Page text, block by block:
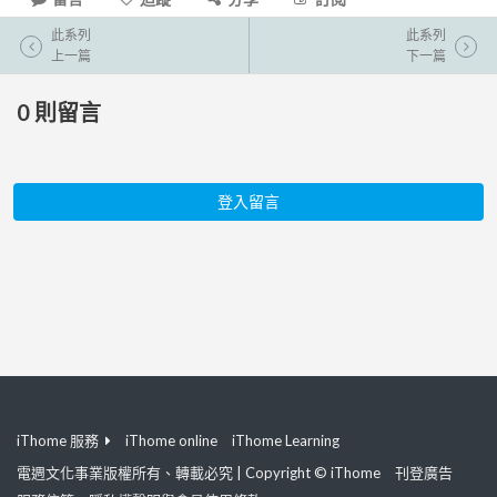
此系列
上一篇
此系列
下一篇
0 則留言
登入留言
iThome 服務 iThome online
iThome Learning
電週文化事業版權所有、轉載必究 | Copyright © iThome
刊登廣告